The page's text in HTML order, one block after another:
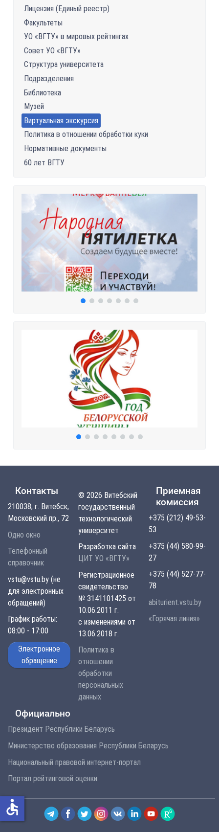
Лицензия (Единый реестр)
Факультеты
УО «ВГТУ» в мировых рейтингах
Совет УО «ВГТУ»
Структура университета
Подразделения
Библиотека
Музей
Виртуальная экскурсия
Политика в отношении обработки куки
Нормативные документы
60 лет ВГТУ
Контакты
210038, г. Витебск,
Московский пр., 72
Одно окно
Телефонный
справочник
vstu@vstu.by (не
для электронных
обращений)
График работы:
08:00 - 17:00
Электронное
обращение
© 2026 Витебский
государственный
технологический
университет
Разработка сайта
ЦИТ УО «ВГТУ»
Регистрационное
свидетельство
№ 3141101425 от
10.06.2011 г.
с изменениями от
13.06.2018 г.
Политика в
отношении
обработки
персональных
данных
Приемная
комиссия
+375 (212) 49-53-
53
+375 (44) 580-99-
27
+375 (44) 527-77-
78
abiturient.vstu.by
«Горячая линия»
Официально
Президент Республики Беларусь
Министерство образования Республики Беларусь
Национальный правовой интернет-портал
Портал рейтинговой оценки
accessible